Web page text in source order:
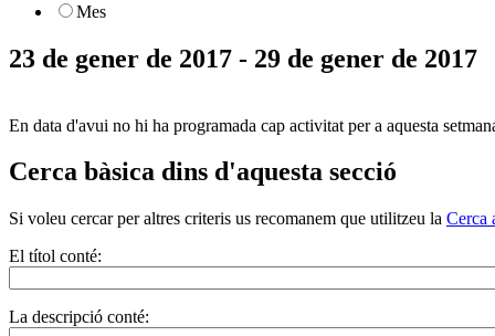
Mes
23 de gener de 2017 - 29 de gener de 2017
En data d'avui no hi ha programada cap activitat per a aquesta
Cerca bàsica dins d'aquesta secció
Si voleu cercar per altres criteris us recomanem que utilitzeu la Cerca
El títol conté:
La descripció conté: